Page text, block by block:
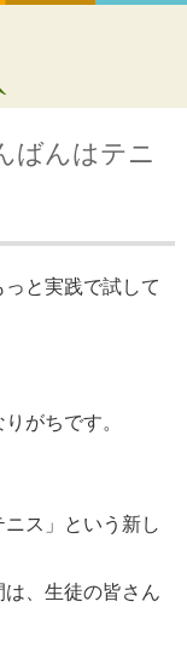
ばんはテニ
と実践で試して
がちです。
ニス」という新し
、生徒の皆さん